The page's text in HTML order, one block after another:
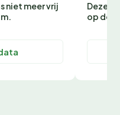
niet meer vrij
Deze
op de